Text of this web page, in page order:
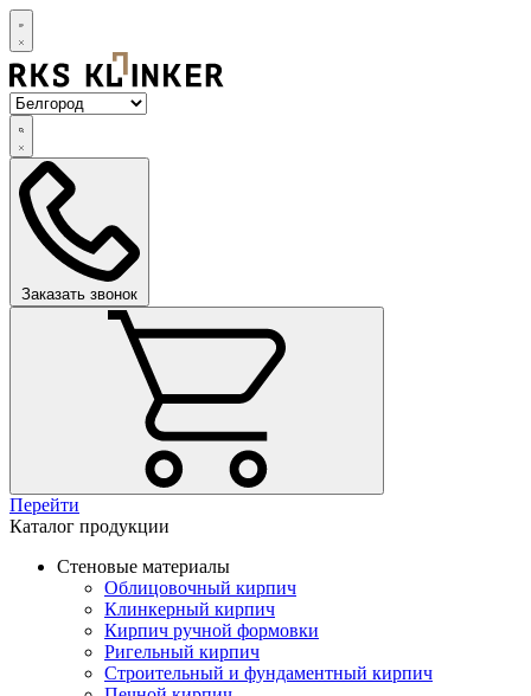
Заказать звонок
Перейти
Каталог продукции
Стеновые материалы
Облицовочный кирпич
Клинкерный кирпич
Кирпич ручной формовки
Ригельный кирпич
Строительный и фундаментный кирпич